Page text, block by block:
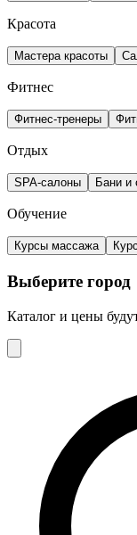
Красота
Мастера красоты
Фитнес
Фитнес-тренеры
Отдых
SPA-салоны Бани и
Обучение
Курсы массажа
Выберите город
Каталог и цены